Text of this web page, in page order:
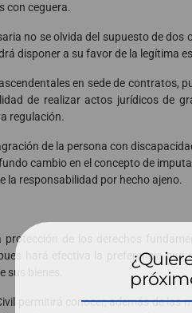
con ceguera.
no se olvida del supuesto de
disponer a su favor de la legítima
en sede de contratos,
de realizar actos jurídicos de
regulación.
de la persona con
cambio en el concepto de
la responsabilidad por hecho ajeno.
protección de los derechos
hará efectiva la preferencia
sus bienes.
permitirá conocer, además de